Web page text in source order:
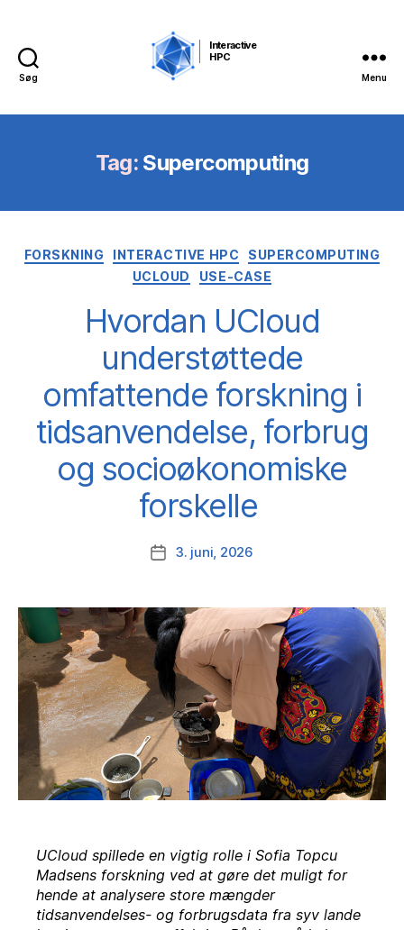
Søg
Interactive
HPC
Menu
Tag: Supercomputing
Kategorier
FORSKNING INTERACTIVE HPC
SUPERCOMPUTING
UCLOUD
USE-CASE
Hvordan UCloud
understøttede
omfattende forskning i
tidsanvendelse, forbrug
og socioøkonomiske
forskelle
Indlægsdato
3. juni, 2026
UCloud spillede en vigtig rolle i Sofia Topcu
Madsens forskning ved at gøre det muligt for
hende at analysere store mængder
tidsanvendelses- og forbrugsdata fra syv lande